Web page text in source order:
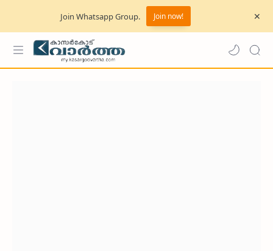
Join Whatsapp Group. Join now!